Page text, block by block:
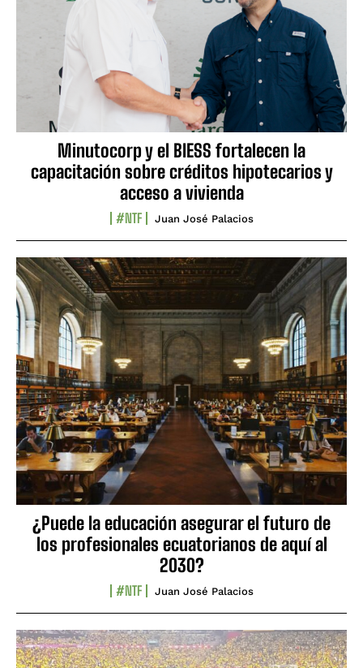
Minutocorp y el BIESS fortalecen la
capacitación sobre créditos hipotecarios y
acceso a vivienda
#NTF Juan José Palacios
¿Puede la educación asegurar el futuro de
los profesionales ecuatorianos de aquí al
2030?
#NTF Juan José Palacios